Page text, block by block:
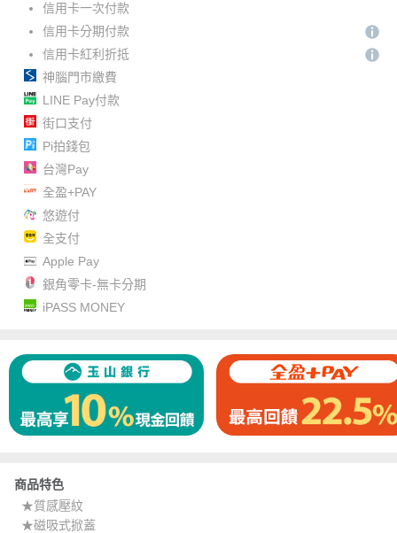
信用卡一次付款
信用卡分期付款
信用卡紅利折抵
神腦門市繳費
LINE Pay付款
街口支付
Pi拍錢包
台灣Pay
全盈+PAY
悠遊付
全支付
Apple Pay
銀角零卡-無卡分期
iPASS MONEY
商品特色
★質感壓紋
★磁吸式掀蓋